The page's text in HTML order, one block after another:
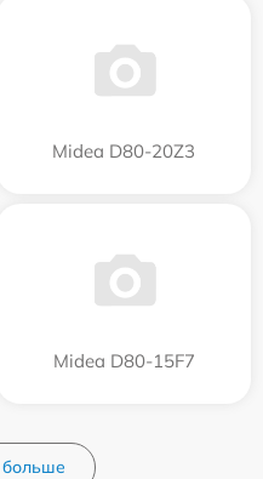
Midea D80-20Z3
Midea D80-15F7